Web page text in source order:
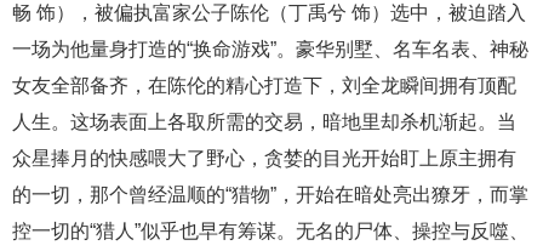
畅 饰），被偏执富家公子陈伦（丁禹兮 饰）选中，被迫踏入
一场为他量身打造的“换命游戏”。豪华别墅、名车名表、神秘
女友全部备齐，在陈伦的精心打造下，刘全龙瞬间拥有顶配
人生。这场表面上各取所需的交易，暗地里却杀机渐起。当
众星捧月的快感喂大了野心，贪婪的目光开始盯上原主拥有
的一切，那个曾经温顺的“猎物”，开始在暗处亮出獠牙，而掌
控一切的“猎人”似乎也早有筹谋。无名的尸体、操控与反噬、